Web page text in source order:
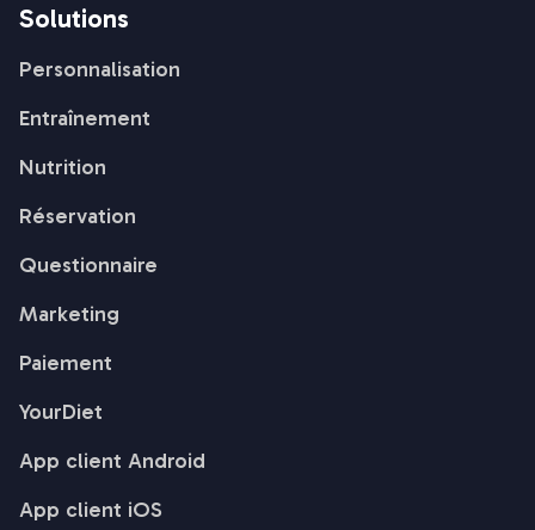
Solutions
Personnalisation
Entraînement
Nutrition
Réservation
Questionnaire
Marketing
Paiement
YourDiet
App client Android
App client iOS